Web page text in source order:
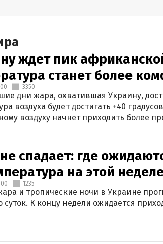
ждет пик
станет более
3350
дни жара, охватившая Украину,
воздуха будет достигать +40
воздуху начнет приходить более
спадает: где
на этой
1235
и тропические ночи в Украине
суток. К концу недели ожидается